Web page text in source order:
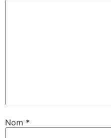
Nom *